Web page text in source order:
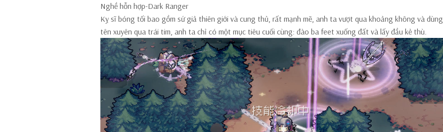
Nghề hỗn hợp-Dark Ranger
Kỵ sĩ bóng tối bao gồm sứ giả thiên giới và cung thủ, rất mạnh mẽ, anh ta vượt qua khoảng không và
tên xuyên qua trái tim, anh ta chỉ có một mục tiêu cuối cùng: đào ba feet xuống đất và lấy đầu kẻ thù.